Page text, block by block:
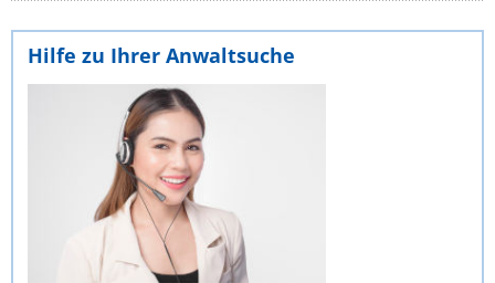
Hilfe zu Ihrer Anwaltsuche